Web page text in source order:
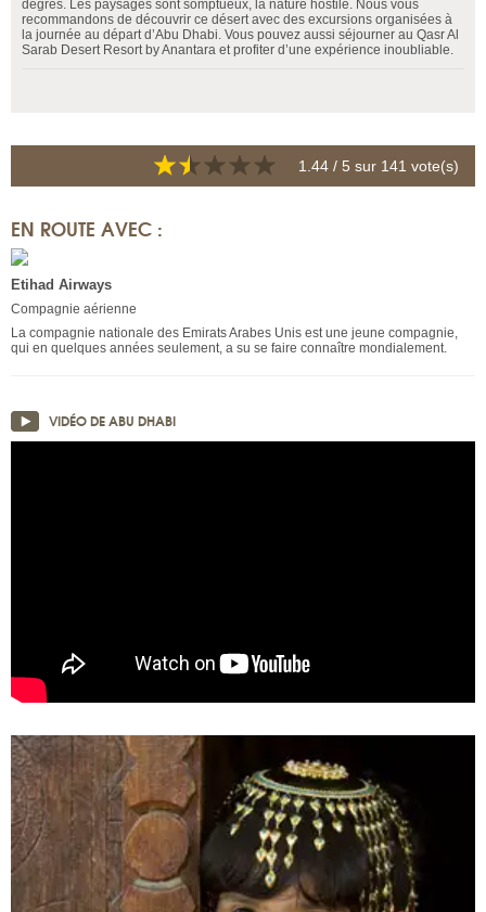
degrés. Les paysages sont somptueux, la nature hostile. Nous vous
recommandons de découvrir ce désert avec des excursions organisées à
la journée au départ d’Abu Dhabi. Vous pouvez aussi séjourner au Qasr Al
Sarab Desert Resort by Anantara et profiter d’une expérience inoubliable.
1.44 / 5 sur 141 vote(s)
EN ROUTE AVEC :
Etihad Airways
Compagnie aérienne
La compagnie nationale des Emirats Arabes Unis est une jeune compagnie,
qui en quelques années seulement, a su se faire connaître mondialement.
VIDÉO DE ABU DHABI